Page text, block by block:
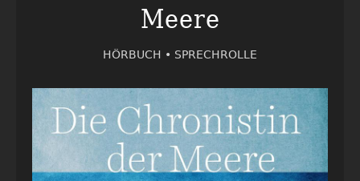
Meere
HÖRBUCH • SPRECHROLLE